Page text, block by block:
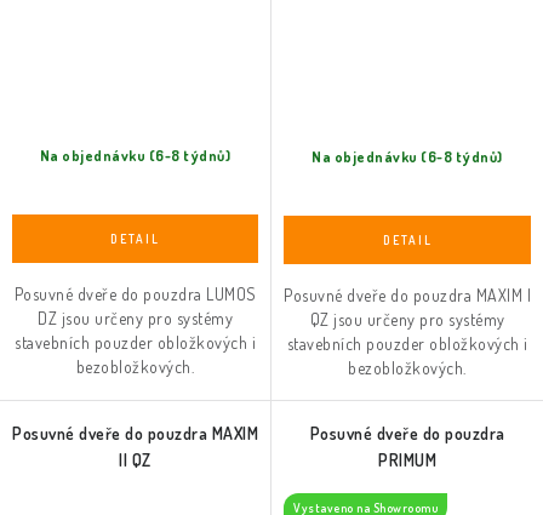
Na objednávku (6-8 týdnů)
Posuvné dveře do pouzdra LUMOS
DZ jsou určeny pro systémy
stavebních pouzder obložkových i
bezobložkových.
Na objednávku (6-8 týdnů)
Posuvné dveře do pouzdra MAXIM I
QZ jsou určeny pro systémy
stavebních pouzder obložkových i
bezobložkových.
Posuvné dveře do pouzdra MAXIM
II QZ
Posuvné dveře do pouzdra
PRIMUM
Vystaveno na Showroomu